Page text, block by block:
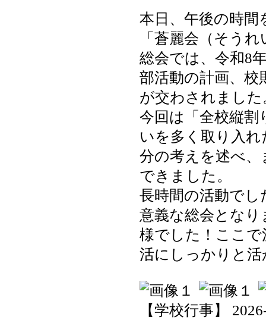
本日、午後の時間
「蒼麗会（そう
総会では、令和8
部活動の計画、校
が交わされました
今回は「全校縦
いを多く取り入
分の考えを述べ
できました。
長時間の活動でし
意義な総会とな
様でした！ここ
活にしっかりと
【学校行事】